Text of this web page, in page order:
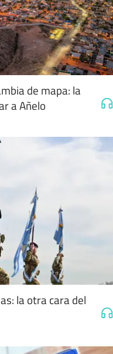
de mapa: la
a Añelo
la otra cara del